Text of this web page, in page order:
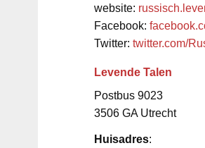
website:
Facebook:
Twitter: twitter.com/
Levende Talen
Postbus 9023
3506 GA Utrecht
Huisadres: